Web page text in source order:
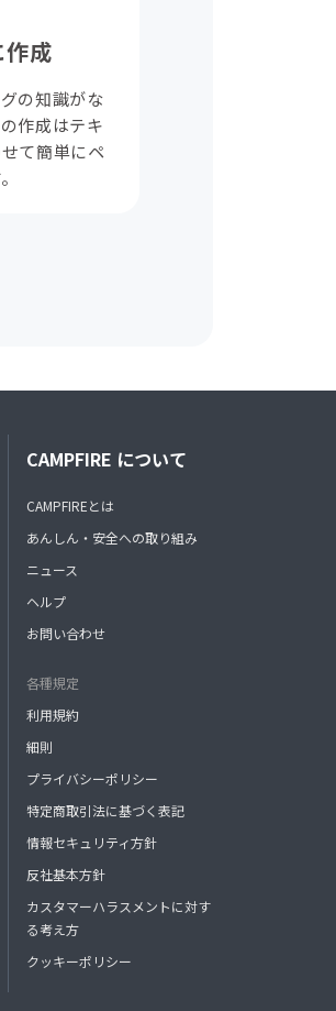
作成
の知識がな
作成はテキ
て簡単にペ
CAMPFIRE について
CAMPFIREとは
あんしん・安全への取り組み
ニュース
ヘルプ
お問い合わせ
各種規定
利用規約
細則
プライバシーポリシー
特定商取引法に基づく表記
情報セキュリティ方針
反社基本方針
カスタマーハラスメントに対す
る考え方
クッキーポリシー